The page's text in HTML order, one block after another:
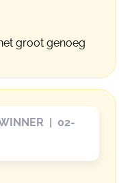
groot genoeg
WINNER | 02-